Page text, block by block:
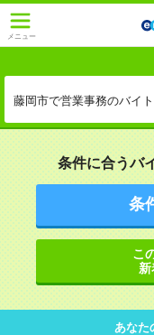
メニュー
藤岡市で営業事務のバイ
条件に合うバ
条
こ
あなた